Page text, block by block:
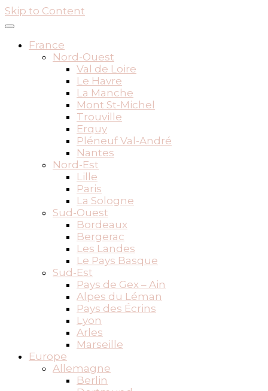
Skip to Content
France
Nord-Ouest
Val de Loire
Le Havre
La Manche
Mont St-Michel
Trouville
Erquy
Pléneuf Val-André
Nantes
Nord-Est
Lille
Paris
La Sologne
Sud-Ouest
Bordeaux
Bergerac
Les Landes
Le Pays Basque
Sud-Est
Pays de Gex – Ain
Alpes du Léman
Pays des Écrins
Lyon
Arles
Marseille
Europe
Allemagne
Berlin